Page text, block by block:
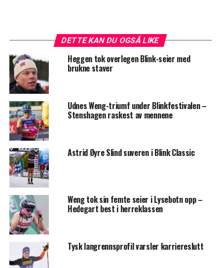
DETTE KAN DU OGSÅ LIKE
Heggen tok overlegen Blink-seier med
brukne staver
Udnes Weng-triumf under Blinkfestivalen –
Stenshagen raskest av mennene
Astrid Øyre Slind suveren i Blink Classic
Weng tok sin femte seier i Lysebotn opp –
Hedegart best i herreklassen
Tysk langrennsprofil varsler karriereslutt